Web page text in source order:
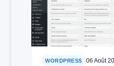
WORDPRESS 06 Août